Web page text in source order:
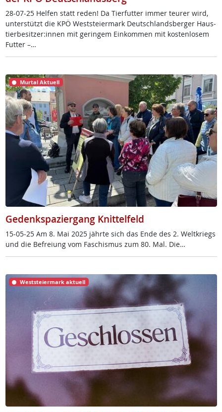
28-07-25 Hel­fen statt re­den! Da Tier­fut­ter im­mer teu­rer wird,
un­ter­stützt die KPÖ West­s­tei­er­mark Deut­sch­lands­ber­ger Haus­
tier­be­sit­zer:in­nen mit ge­rin­gem Ein­kom­men mit kos­ten­lo­sem
Fut­ter –…
Murtal Aktuell
Gedenkspaziergang Knittelfeld
15-05-25 Am 8. Mai 2025 jähr­te sich das En­de des 2. Welt­kriegs
und die Be­f­rei­ung vom Fa­schis­mus zum 80. Mal. Die…
Weststeiermark aktuell